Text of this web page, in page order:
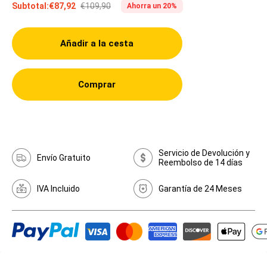
Subtotal:€87,92 €109,90 Ahorra un 20%
Añadir a la cesta
Comprar
Envío Gratuito
Servicio de Devolución y
Reembolso de 14 días
IVA Incluido Garantía de 24 Meses